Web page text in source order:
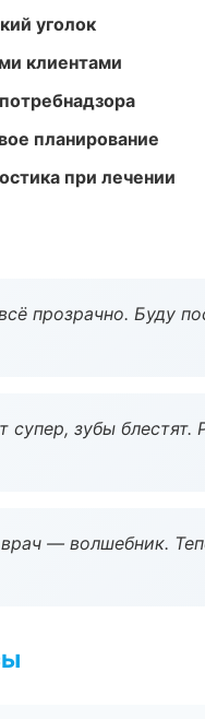
уголок
клиентами
планирование
при лечении
прозрачно. Буду
супер, зубы блестят.
врач — волшебник.